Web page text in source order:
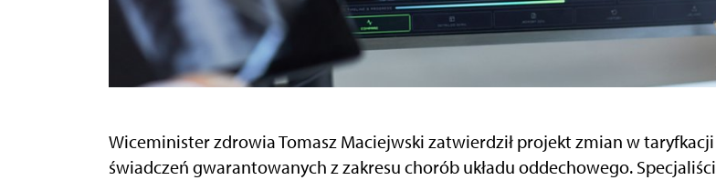
Wiceminister zdrowia Tomasz Maciejwski zatwierdził projekt zmian w taryfkacji
świadczeń gwarantowanych z zakresu chorób układu oddechowego. Specjaliści